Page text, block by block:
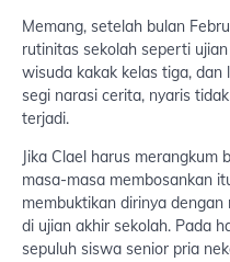
Memang, setelah bulan
rutinitas sekolah seperti
wisuda kakak kelas tiga, dan
segi narasi cerita, nyaris
terjadi.
Jika Clael harus merangkum
masa-masa membosankan
membuktikan dirinya
di ujian akhir sekolah. Pada
sepuluh siswa senior pria